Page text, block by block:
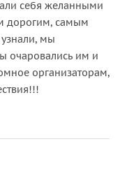
себя желанными
дорогим, самым
мы
очаровались им и
организаторам,